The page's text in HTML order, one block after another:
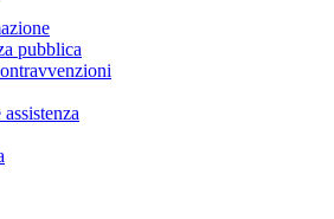
pubblica